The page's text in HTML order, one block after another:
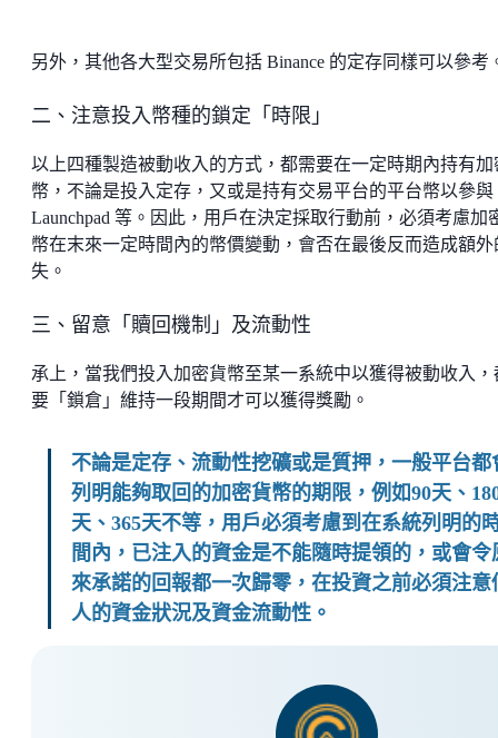
另外，其他各大型交易所包括 Binance 的定存同樣可以參考
二、注意投入幣種的鎖定「時限」
以上四種製造被動收入的方式，都需要在一定時期內持有加
幣，不論是投入定存，又或是持有交易平台的平台幣以參與
Launchpad 等。因此，用戶在決定採取行動前，必須考慮加
幣在末來一定時間內的幣價變動，會否在最後反而造成額外
失。
三、留意「贖回機制」及流動性
承上，當我們投入加密貨幣至某一系統中以獲得被動收入，
要「鎖倉」維持一段期間才可以獲得獎勵。
不論是定存、流動性挖礦或是質押，一般平台都
列明能夠取回的加密貨幣的期限，例如90天、
天、365天不等，用戶必須考慮到在系統列明的
間內，已注入的資金是不能隨時提領的，或會令
來承諾的回報都一次歸零，在投資之前必須注意
人的資金狀況及資金流動性。